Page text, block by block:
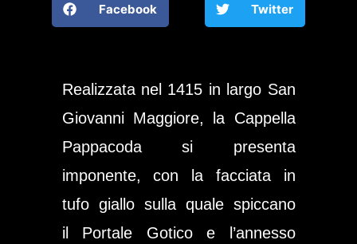
Facebook Twitter
Realizzata nel 1415 in largo San
Giovanni Maggiore, laCappella
Pappacodasi presenta
imponente, con la facciata in
tufo giallo sulla quale spiccano
il Portale Goticoe l’annesso